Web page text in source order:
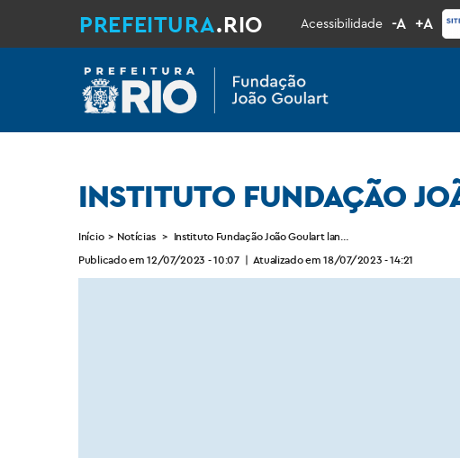
PREFEITURA.RIO Acessibilidade -A +A
INSTITUTO FUNDAÇÃO
Início > Notícias > Instituto Fundação João Goulart lança o FJG in Company
Publicado em 12/07/2023 - 10:07 | Atualizado em 18/07/2023 - 14:21